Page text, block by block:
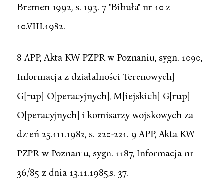
Bremen 1992, s. 193. 7 "Bibuła" nr 10 z
10.VIII.1982.
8 APP, Akta KW PZPR w Poznaniu, sygn. 1090,
Informacja z działalności Terenowych]
G[rup] O[peracyjnych], M[iejskich] G[rup]
O[peracyjnych] i komisarzy wojskowych za
dzień 25.111.1982, s. 220-221. 9 APP, Akta KW
PZPR w Poznaniu, sygn. 1187, Informacja nr
36/85 z dnia 13.11.1985,s. 37.